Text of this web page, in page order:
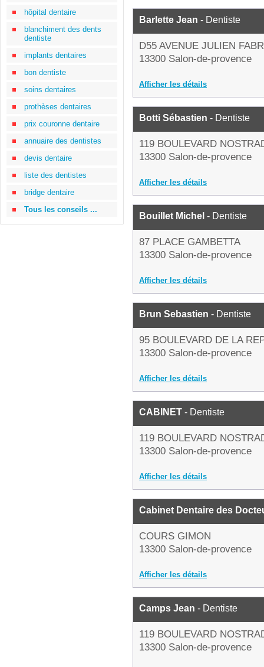
hôpital dentaire
blanchiment des dents
dentiste
implants dentaires
bon dentiste
soins dentaires
prothèses dentaires
prix couronne dentaire
annuaire des dentistes
devis dentaire
liste des dentistes
bridge dentaire
Tous les conseils ...
Barlette Jean - Dentiste
D55 AVENUE JULIEN
13300 Salon-de-provence
Afficher les détails
Botti Sébastien - Dentiste
119 BOULEVARD
13300 Salon-de-provence
Afficher les détails
Bouillet Michel - Dentiste
87 PLACE GAMBETTA
13300 Salon-de-provence
Afficher les détails
Brun Sebastien - Dentiste
95 BOULEVARD DE LA
13300 Salon-de-provence
Afficher les détails
CABINET - Dentiste
119 BOULEVARD
13300 Salon-de-provence
Afficher les détails
Cabinet Dentaire des
COURS GIMON
13300 Salon-de-provence
Afficher les détails
Camps Jean - Dentiste
119 BOULEVARD
13300 Salon-de-provence